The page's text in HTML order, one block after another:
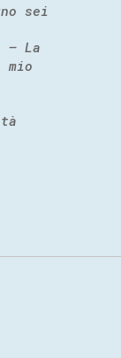
sei
La
mio